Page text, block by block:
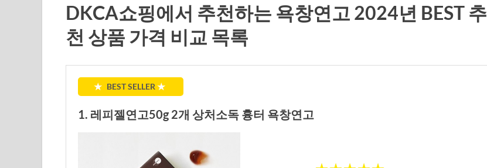
DKCA쇼핑에서 추천하는 욕창연고 2024년 BEST 추
천 상품 가격 비교 목록
★ BEST SELLER★
1. 레피젤연고50g 2개 상처소독 흉터 욕창연고